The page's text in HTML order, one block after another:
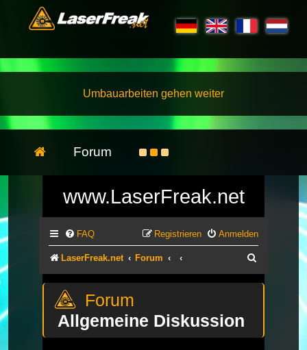
Umbauarbeiten gehen weiter
Forum
www.LaserFreak.net
FAQ Anmelden
Registrieren
LaserFreak.net Forum
Allgemeine Diskussion